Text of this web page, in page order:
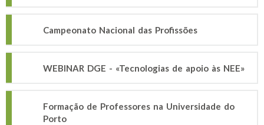
Campeonato Nacional das Profissões
WEBINAR DGE - «Tecnologias de apoio às NEE»
Formação de Professores na Universidade do
Porto